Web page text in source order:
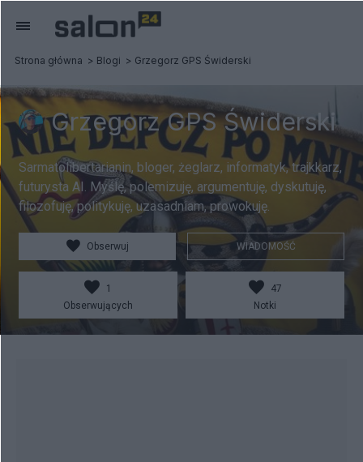
Strona główna Blogi Grzegorz GPS Świderski
Grzegorz GPS Świderski
Sarmatolibertarianin, bloger, żeglarz, informatyk, trajkkarz,
futurysta AI. Myślę, polemizuję, argumentuję, dyskutuję,
filozofuję, politykuję, uzasadniam, prowokuję.
Obserwuj WIADOMOŚĆ
1
Obserwujących
47
Notki